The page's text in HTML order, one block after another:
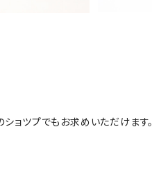
ョツプでもお求めいただけます。